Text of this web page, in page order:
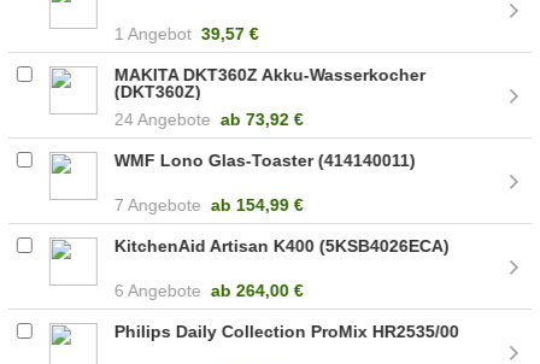
1 Angebot 39,57 €
MAKITA DKT360Z Akku-Wasserkocher
(DKT360Z)
24 Angebote ab 73,92 €
WMF Lono Glas-Toaster (414140011)
7 Angebote ab 154,99 €
KitchenAid Artisan K400 (5KSB4026ECA)
6 Angebote ab 264,00 €
Philips Daily Collection ProMix HR2535/00